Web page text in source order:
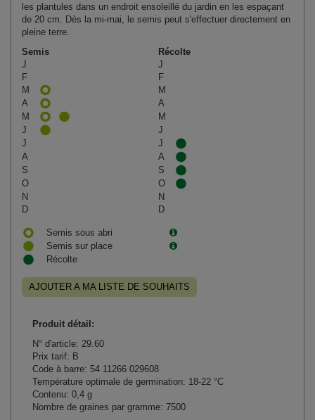
les plantules dans un endroit ensoleillé du jardin en les espaçant
de 20 cm. Dès la mi‑mai, le semis peut s'effectuer directement en
pleine terre.
Semis
Récolte
J
J
F
F
M
M
A
A
M
M
J
J
J
J
A
A
S
S
O
O
N
N
D
D
Semis sous abri
Semis sur place
Récolte
AJOUTER A MA LISTE DE SOUHAITS
Produit détail:
N° d'article: 29.60
Prix tarif: B
Code à barre: 54 11266 029608
Température optimale de germination: 18-22 °C
Contenu: 0,4 g
Nombre de graines par gramme: 7500